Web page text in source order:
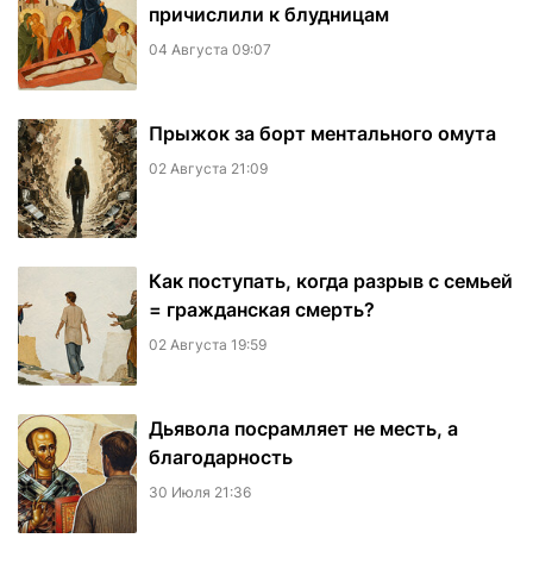
причислили к блудницам
04 Августа 09:07
​Прыжок за борт ментального омута
02 Августа 21:09
Как поступать, когда разрыв с семьей
= гражданская смерть?
02 Августа 19:59
Дьявола посрамляет не месть, а
благодарность
30 Июля 21:36